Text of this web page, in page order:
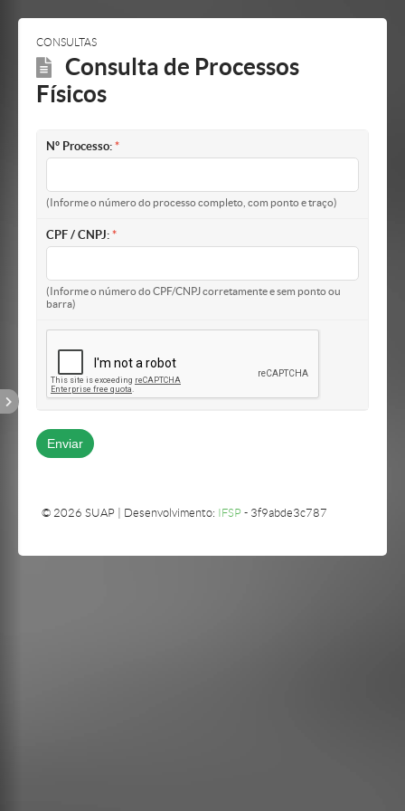
barra
CONSULTAS
Consulta de Processos
Físicos
Nº Processo:
(Informe o número do processo completo, com ponto e traço)
CPF / CNPJ:
(Informe o número do CPF/CNPJ corretamente e sem ponto ou
barra)
© 2026 SUAP | Desenvolvimento: IFSP - 3f9abde3c787